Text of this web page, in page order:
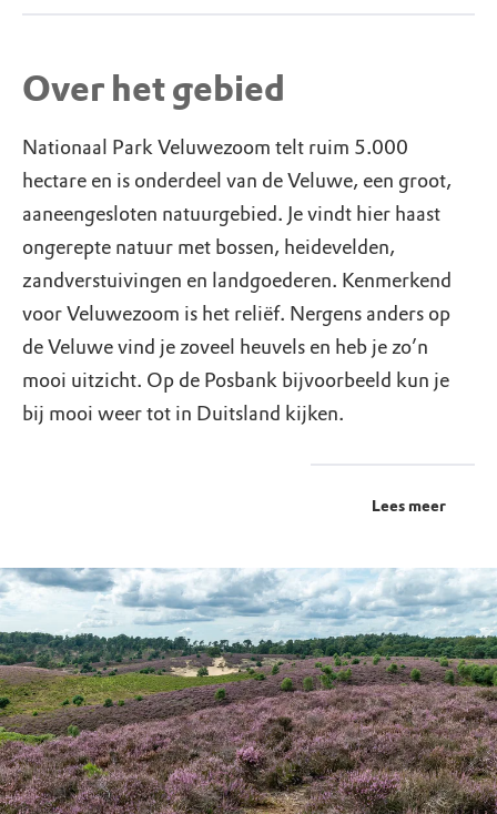
Over het gebied
Nationaal Park Veluwezoom telt ruim 5.000
hectare en is onderdeel van de Veluwe, een groot,
aaneengesloten natuurgebied. Je vindt hier haast
ongerepte natuur met bossen, heidevelden,
zandverstuivingen en landgoederen. Kenmerkend
voor Veluwezoom is het reliëf. Nergens anders op
de Veluwe vind je zoveel heuvels en heb je zo’n
mooi uitzicht. Op de Posbank bijvoorbeeld kun je
bij mooi weer tot in Duitsland kijken.
Lees meer